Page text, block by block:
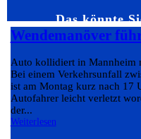
Das könnte
Wendemanöver
Auto kollidiert in Mannheim
Bei einem Verkehrsunfall
ist am Montag kurz nach 17
Autofahrer leicht verletzt
der...
Weiterlesen